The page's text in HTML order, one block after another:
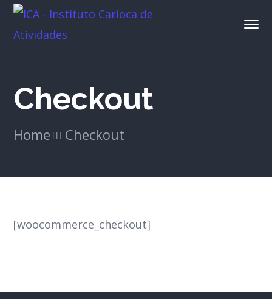
Checkout
Home Checkout
[woocommerce_checkout]